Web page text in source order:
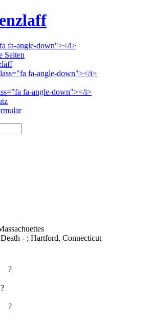
fa-angle-down"></i>
Seiten
fa-angle-down"></i>
fa-angle-down"></i>
- ; Hartford, Connecticut
?
?
?